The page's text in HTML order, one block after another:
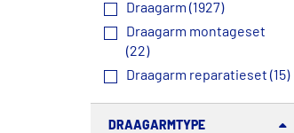
Draagarm (1927)
Draagarm montageset
(22)
Draagarm reparatieset (15)
DRAAGARMTYPE